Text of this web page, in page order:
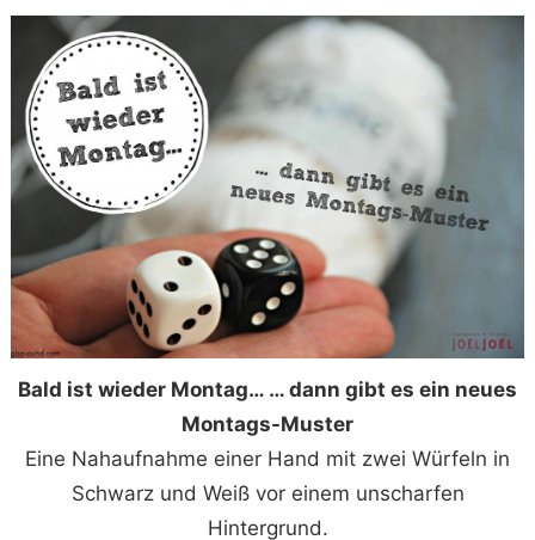
Bald ist wieder Montag… … dann gibt es ein neues
Montags-Muster
Eine Nahaufnahme einer Hand mit zwei Würfeln in
Schwarz und Weiß vor einem unscharfen
Hintergrund.